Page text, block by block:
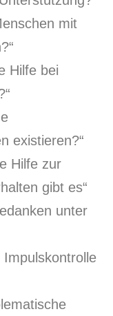
mit
Hilfe bei
existieren?“
Hilfe zur
gibt es“
unter
Impulskontrolle